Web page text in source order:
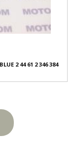
2 44 61 2 346 384